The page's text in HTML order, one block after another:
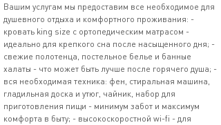
Вашим услугам мы предоставим все необходимое для
душевного отдыха и комфортного проживания: -
кровать king sizе с ортопедическим матрасом -
идеально для крепкого сна после насыщенного дня; -
свежие полотенца, постельное белье и банные
халаты - что может быть лучше после горячего душа; -
вся необходимая техника: фен, стиральная машина,
гладильная доска и утюг, чайник, набор для
приготовления пищи - минимум забот и максимум
комфорта в быту; - высокоскоростной wi-fi - для